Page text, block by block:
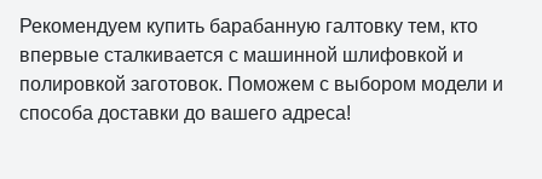
Рекомендуем купить барабанную галтовку тем, кто
впервые сталкивается с машинной шлифовкой и
полировкой заготовок. Поможем с выбором модели и
способа доставки до вашего адреса!